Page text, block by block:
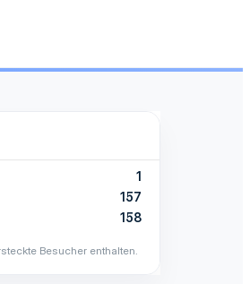
1
157
158
Besucher enthalten.